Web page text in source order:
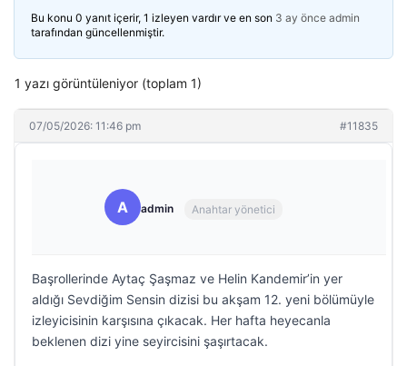
Bu konu 0 yanıt içerir, 1 izleyen vardır ve en son 3 ay önce admin
tarafından güncellenmiştir.
1 yazı görüntüleniyor (toplam 1)
07/05/2026: 11:46 pm #11835
A admin Anahtar yönetici
Başrollerinde Aytaç Şaşmaz ve Helin Kandemir’in yer
aldığı Sevdiğim Sensin dizisi bu akşam 12. yeni bölümüyle
izleyicisinin karşısına çıkacak. Her hafta heyecanla
beklenen dizi yine seyircisini şaşırtacak.